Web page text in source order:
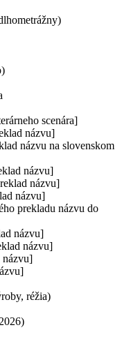
scenára]
názvu]
názvu na slovenskom
názvu]
názvu]
názvu]
prekladu názvu do
názvu]
názvu]
réžia)